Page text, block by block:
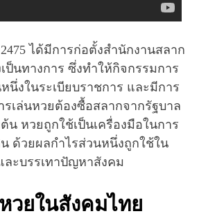
2475 ได้มีการก่อตั้งสำนักงานสลาก
ป็นทางการ ซึ่งทำให้กิจกรรมการ
นึ่งในระเบียบราชการ และมีการ
เล่นหวยต้องซื้อสลากจากรัฐบาล
น หวยถูกใช้เป็นเครื่องมือในการ
ด้วยผลกำไรส่วนหนึ่งถูกใช้ใน
ะบรรเทาปัญหาสังคม
วยในสังคมไทย